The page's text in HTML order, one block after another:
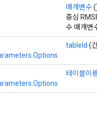
매개변수
중심
수 매개변
tableId (
테이블이